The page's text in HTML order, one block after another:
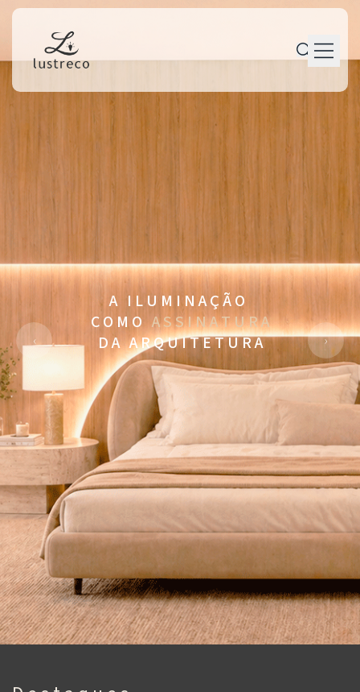
P e r s o n a l i z a ç ã o
P r o j e t o s
M a n u t e n ç ã o
T r a j e t ó r i a
C o n t a t o
A I L U M I N A Ç Ã O
C O M OA S S I N A T U R A
D A A R Q U I T E T U R A
‹ ›